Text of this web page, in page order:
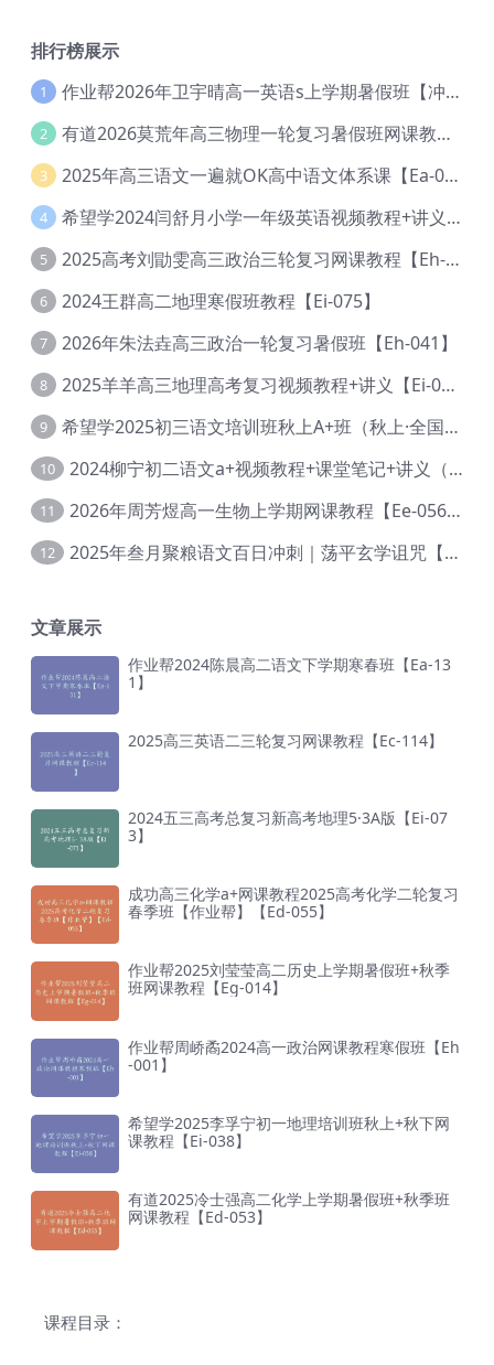
排行榜展示
1 作业帮2026年卫宇晴高一英语s上学期暑假班【冲顶班】【Ec-003】
2 有道2026莫荒年高三物理一轮复习暑假班网课教程【Ef-044】
3 2025年高三语文一遍就OK高中语文体系课【Ea-028】
4 希望学2024闫舒月小学一年级英语视频教程+讲义【Cc-004】
5 2025高考刘勖雯高三政治三轮复习网课教程【Eh-061】
6 2024王群高二地理寒假班教程【Ei-075】
7 2026年朱法垚高三政治一轮复习暑假班【Eh-041】
8 2025羊羊高三地理高考复习视频教程+讲义【Ei-051】
9 希望学2025初三语文培训班秋上A+班（秋上·全国版·A+）【Da-031】
10 2024柳宁初二语文a+视频教程+课堂笔记+讲义（暑假班+秋季班）【Da-003】
11 2026年周芳煜高一生物上学期网课教程【Ee-056】
12 2025年叁月聚粮语文百日冲刺｜荡平玄学诅咒【Ea-001】
文章展示
作业帮2024陈晨高二语文下学期寒春班【Ea-13
1】
2025高三英语二三轮复习网课教程【Ec-114】
2024五三高考总复习新高考地理5·3A版【Ei-07
3】
成功高三化学a+网课教程2025高考化学二轮复习
春季班【作业帮】【Ed-055】
作业帮2025刘莹莹高二历史上学期暑假班+秋季
班网课教程【Eg-014】
作业帮周峤矞2024高一政治网课教程寒假班【Eh
-001】
希望学2025李孚宁初一地理培训班秋上+秋下网
课教程【Ei-038】
有道2025冷士强高二化学上学期暑假班+秋季班
网课教程【Ed-053】
课程目录：